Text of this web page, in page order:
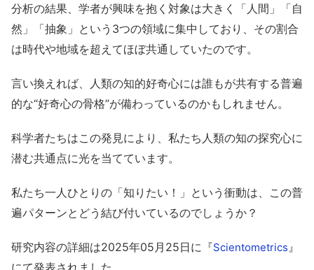
分析の結果、学者が興味を抱く対象は大きく「人間」「自
然」「抽象」という3つの領域に集中しており、その割合
は時代や地域を超えてほぼ共通していたのです。
言い換えれば、人類の知的好奇心には誰もが共有する普遍
的な“好奇心の骨格”が備わっているのかもしれません。
科学者たちはこの発見により、私たち人類の知の探究心に
潜む共通点に光を当てています。
私たち一人ひとりの「知りたい！」という衝動は、この普
遍パターンとどう結び付いているのでしょうか？
研究内容の詳細は2025年05月25日に『Scientometrics 』
にて発表されました。